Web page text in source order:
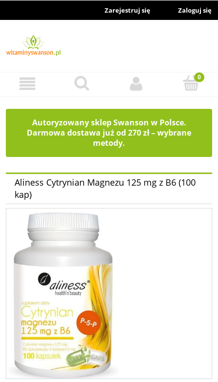
Zarejestruj się Zaloguj się
Autoryzowany sklep Swanson w Polsce.
Darmowa dostawa już od 270 zł – wybrane
metody.
Aliness Cytrynian Magnezu 125 mg z B6 (100
kap)